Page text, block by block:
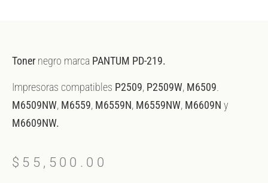
Toner negro marca PANTUM PD-219.
Impresoras compatibles P2509, P2509W, M6509
M6509NW, M6559, M6559N, M6559NW, M6609N y
M6609NW.
$ 55,500.00